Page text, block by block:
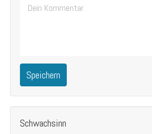
Speichern
Schwachsinn